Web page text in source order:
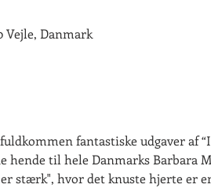
Vejle, Danmark
fantastiske udgaver af
hende til hele Danmarks Barbara
stærk", hvor det knuste hjerte er